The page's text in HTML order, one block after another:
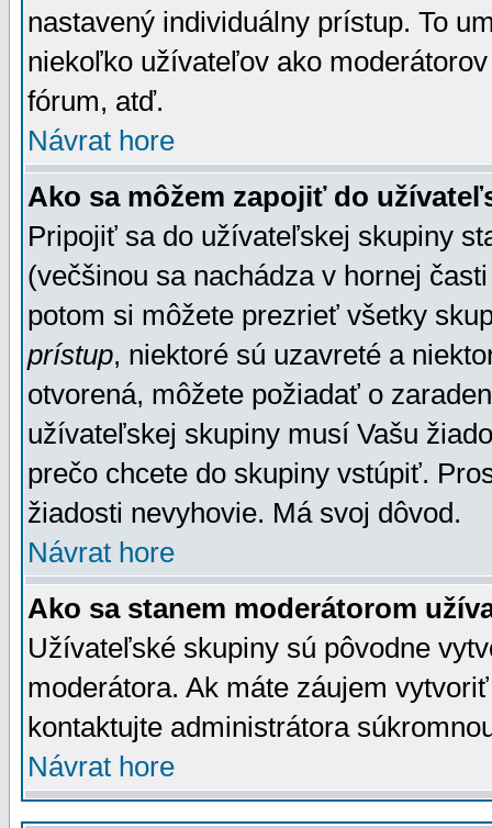
nastavený individuálny prístup. To
niekoľko užívateľov ako
fórum, atď.
Návrat hore
Ako sa môžem zapojiť do
Pripojiť sa do užívateľskej skupiny
(večšinou sa nachádza v hornej
potom si môžete prezrieť všetky
prístup, niektoré sú uzavreté a
otvorená, môžete požiadať o
užívateľskej skupiny musí Vašu
prečo chcete do skupiny vstúpiť.
žiadosti nevyhovie. Má svoj dôvod.
Návrat hore
Ako sa stanem moderátorom
Užívateľské skupiny sú pôvodne
moderátora. Ak máte záujem
kontaktujte administrátora
Návrat hore